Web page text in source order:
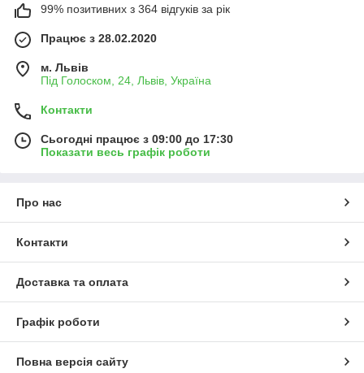
99% позитивних з 364 відгуків за рік
Працює з 28.02.2020
м. Львів
Під Голоском, 24, Львів, Україна
Контакти
Сьогодні працює з 09:00 до 17:30
Показати весь графік роботи
Про нас
Контакти
Доставка та оплата
Графік роботи
Повна версія сайту